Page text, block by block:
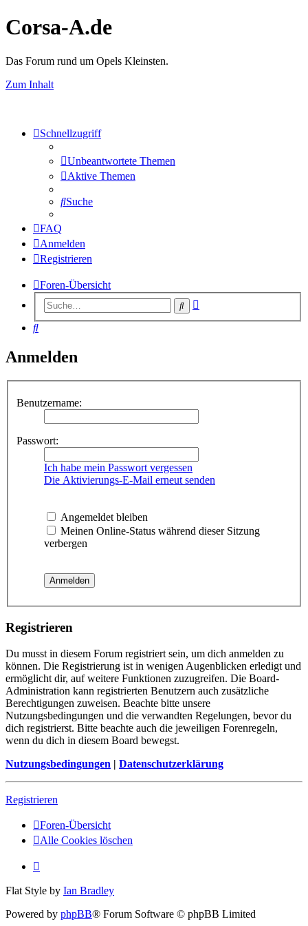
Corsa-A.de
Das Forum rund um Opels Kleinsten.
Zum Inhalt
Schnellzugriff
Unbeantwortete Themen
Aktive Themen
Suche
FAQ
Anmelden
Registrieren
Foren-Übersicht
Suche
Suche
Anmelden
Benutzername:
Passwort:
Ich habe mein Passwort vergessen
Die Aktivierungs-E-Mail erneut senden
Angemeldet bleiben
Meinen Online-Status während dieser Sitzung
verbergen
Registrieren
Du musst in diesem Forum registriert sein, um dich anmelden zu
können. Die Registrierung ist in wenigen Augenblicken erledigt und
ermöglicht dir, auf weitere Funktionen zuzugreifen. Die Board-
Administration kann registrierten Benutzern auch zusätzliche
Berechtigungen zuweisen. Beachte bitte unsere
Nutzungsbedingungen und die verwandten Regelungen, bevor du
dich registrierst. Bitte beachte auch die jeweiligen Forenregeln,
wenn du dich in diesem Board bewegst.
Nutzungsbedingungen | Datenschutzerklärung
Registrieren
Foren-Übersicht
Alle Cookies löschen
Flat Style by Ian Bradley
Powered by phpBB® Forum Software © phpBB Limited